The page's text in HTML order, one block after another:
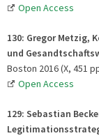
Open Access
130: Gregor
und
Boston 2016 (X, 451
Open Access
129: Sebastian